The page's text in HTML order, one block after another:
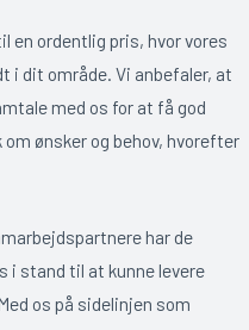
en ordentlig pris, hvor vores
i dit område. Vi anbefaler, at
med os for at få god
ønsker og behov, hvorefter
har de
i stand til at kunne levere
os på sidelinjen som